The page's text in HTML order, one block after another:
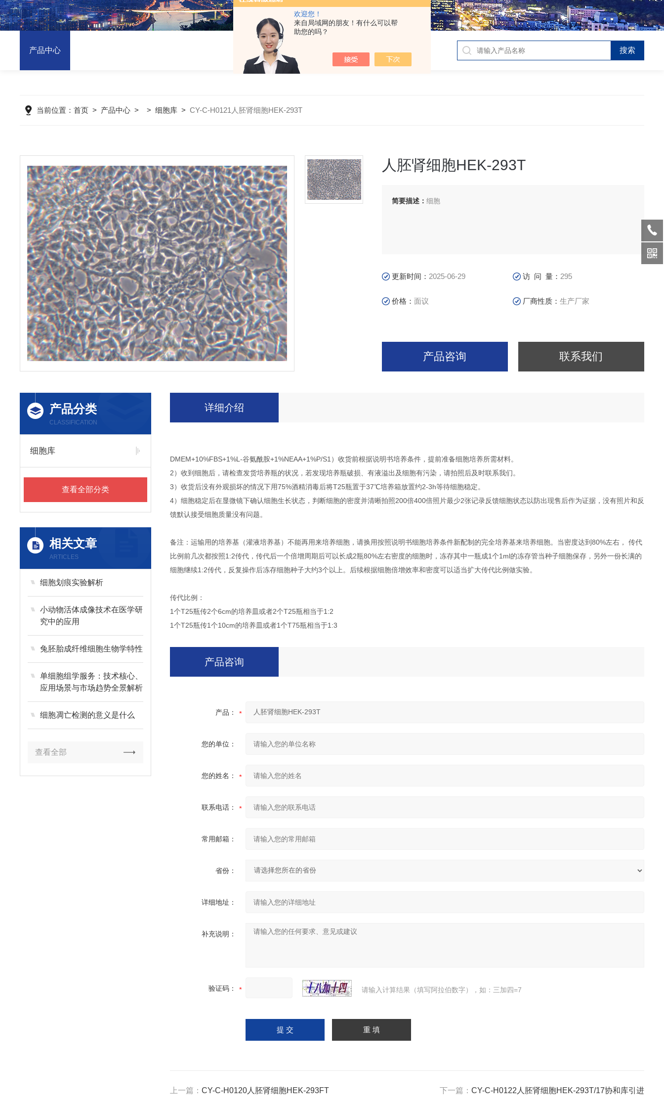
欢迎您！
来自局域网的朋友！有什么可以帮
助您的吗？
产品中心
当前位置：首页 > 产品中心 > >细胞库 >CY-C-H0121人胚肾细胞HEK-293T
人胚肾细胞HEK-293T
简要描述：细胞
更新时间： 2025-06-29 访 问 量： 295
价格：面议 厂商性质：生产厂家
产品咨询 联系我们
产品分类
CLASSIFICATION
细胞库
查看全部分类
相关文章
ARTICLES
细胞划痕实验解析
小动物活体成像技术在医学研
究中的应用
兔胚胎成纤维细胞生物学特性
单细胞组学服务：技术核心、
应用场景与市场趋势全景解析
细胞凋亡检测的意义是什么
查看全部
详细介绍
DMEM+10%FBS+1%L-谷氨酰胺+1%NEAA+1%P/S1）收货前根据说明书培养条件，提前准备细胞培养所需材料。
2）收到细胞后，请检查发货培养瓶的状况，若发现培养瓶破损、有液溢出及细胞有污染，请拍照后及时联系我们。
3）收货后没有外观损坏的情况下用75%酒精消毒后将T25瓶置于37℃培养箱放置约2-3h等待细胞稳定。
4）细胞稳定后在显微镜下确认细胞生长状态，判断细胞的密度并清晰拍照200倍400倍照片最少2张记录反馈细胞状态以防出现售后作为证据，没有照片和反
馈默认接受细胞质量没有问题。
备注：运输用的培养基（灌液培养基）不能再用来培养细胞，请换用按照说明书细胞培养条件新配制的完全培养基来培养细胞。当密度达到80%左右， 传代
比例前几次都按照1:2传代，传代后一个倍增周期后可以长成2瓶80%左右密度的细胞时，冻存其中一瓶成1个1ml的冻存管当种子细胞保存，另外一份长满的
细胞继续1:2传代，反复操作后冻存细胞种子大约3个以上。后续根据细胞倍增效率和密度可以适当扩大传代比例做实验。
传代比例：
1个T25瓶传2个6cm的培养皿或者2个T25瓶相当于1:2
1个T25瓶传1个10cm的培养皿或者1个T75瓶相当于1:3
产品咨询
产品：
您的单位：
您的姓名：
联系电话：
常用邮箱：
省份：
详细地址：
补充说明：
验证码： 请输入计算结果（填写阿拉伯数字），如：三加四=7
上一篇： CY-C-H0120人胚肾细胞HEK-293FT 下一篇： CY-C-H0122人胚肾细胞HEK-293T/17协和库引进